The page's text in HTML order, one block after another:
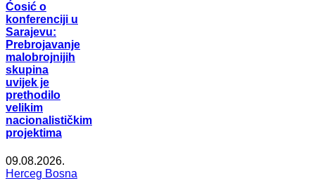
Ćosić o
konferenciji u
Sarajevu:
Prebrojavanje
malobrojnijih
skupina
uvijek je
prethodilo
velikim
nacionalističkim
projektima
09.08.2026.
Herceg Bosna